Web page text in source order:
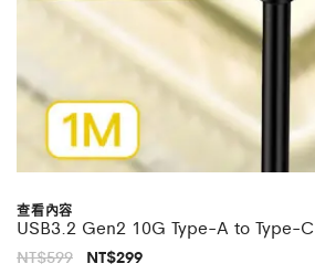
查看內容
USB3.2 Gen2 10G Type-A to Type-
NT$599 原NT$299目